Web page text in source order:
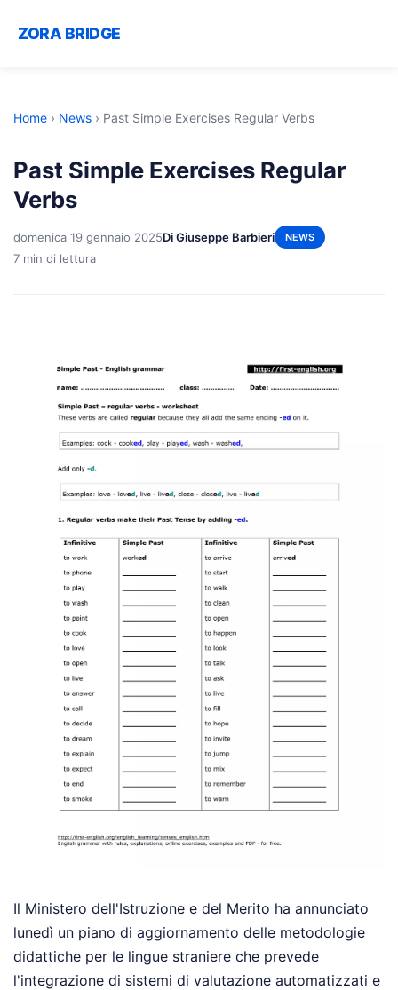
ZORA BRIDGE
Home › News › Past Simple Exercises Regular Verbs
Past Simple Exercises Regular
Verbs
domenica 19 gennaio 2025Di Giuseppe Barbieri NEWS
7 min di lettura
Il Ministero dell'Istruzione e del Merito ha annunciato
lunedì un piano di aggiornamento delle metodologie
didattiche per le lingue straniere che prevede
l'integrazione di sistemi di valutazione automatizzati e